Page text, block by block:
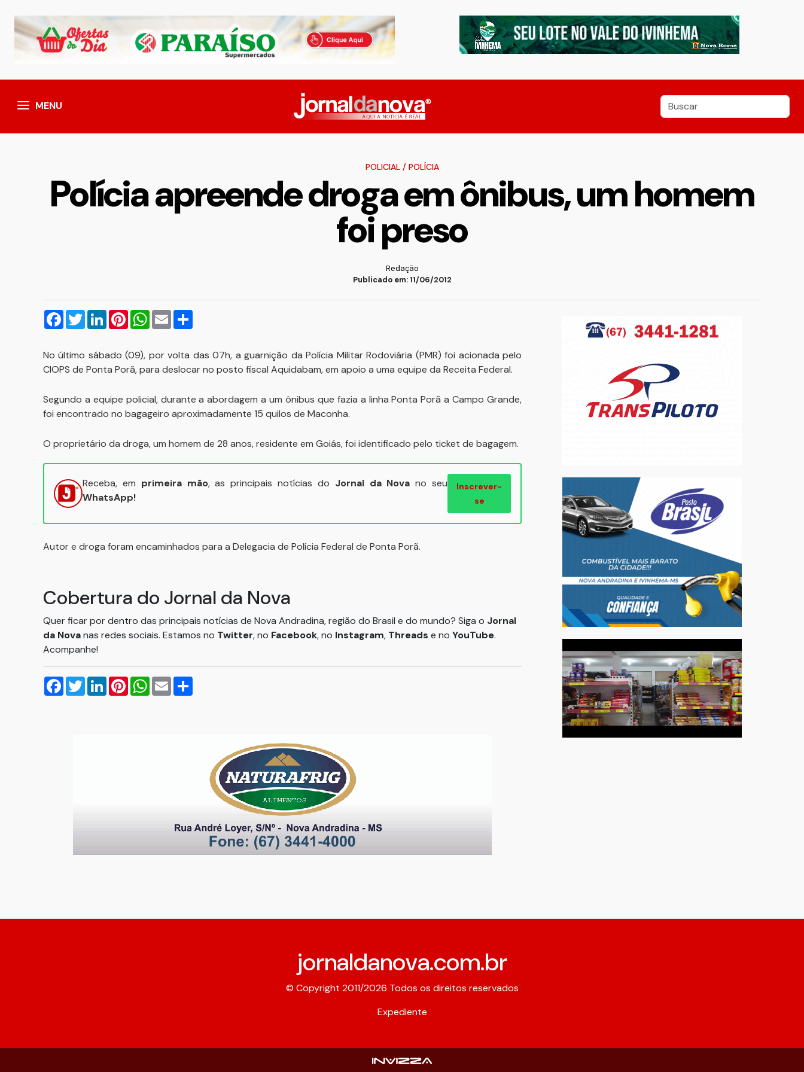
MENU
POLICIAL/ POLÍCIA
Polícia apreende droga em ônibus, um homem
foi preso
Redação
Publicado em: 11/06/2012
Facebook
TwitterLinkedInPinterestWhatsApp
Email
No último sábado (09), por volta das 07h, a guarnição da Polícia Militar Rodoviária (PMR) foi acionada pelo
CIOPS de Ponta Porã, para deslocar no posto fiscal Aquidabam, em apoio a uma equipe da Receita Federal.
Segundo a equipe policial, durante a abordagem a um ônibus que fazia a linha Ponta Porã a Campo Grande,
foi encontrado no bagageiro aproximadamente 15 quilos de Maconha.
O proprietário da droga, um homem de 28 anos, residente em Goiás, foi identificado pelo ticket de bagagem.
Receba, em primeira mão, as principais notícias do Jornal da Nova no seu
WhatsApp!
Inscrever-
se
Autor e droga foram encaminhados para a Delegacia de Polícia Federal de Ponta Porã.
Cobertura do Jornal da Nova
Quer ficar por dentro das principais notícias de Nova Andradina, região do Brasil e do mundo? Siga o Jornal
da Novanas redes sociais. Estamos no Twitter, no Facebook, no Instagram, Threads e no YouTube.
Acompanhe!
Facebook
TwitterLinkedInPinterestWhatsApp
Email
jornaldanova.com.br
© Copyright 2011/2026 Todos os direitos reservados
Expediente